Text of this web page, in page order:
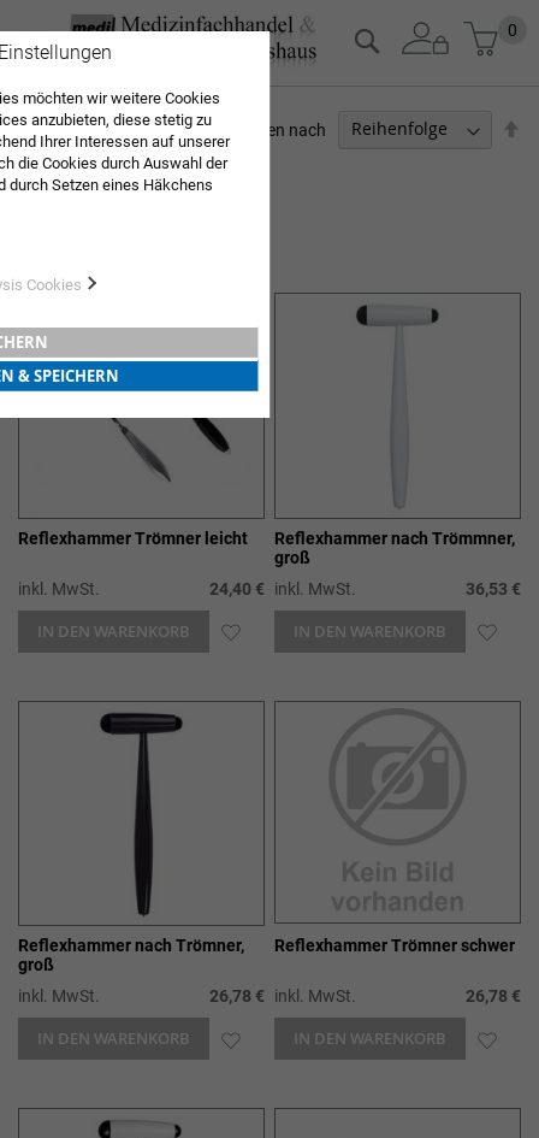
Zum
Inhalt
0
Suche
Sortieren nach
Reflexhammer Trömner leicht
inkl. MwSt. 24,40 €
IN DEN WARENKORB ZUR
Reflexhammer nach Trömmner,
groß
inkl. MwSt.
36,53 €
IN DEN WARENKORB ZUR
Reflexhammer nach Trömner,
groß
inkl. MwSt.
26,78 €
IN DEN WARENKORB ZUR
Reflexhammer Trömner schwer
inkl. MwSt. 26,78 €
IN DEN WARENKORB ZUR
ARZTBEDARF
möchten wir weitere Cookies
anzubieten, diese stetig zu
Ihrer Interessen auf unserer
die Cookies durch Auswahl der
durch Setzen eines Häkchens
in unserer
Cookies
& SPEICHERN